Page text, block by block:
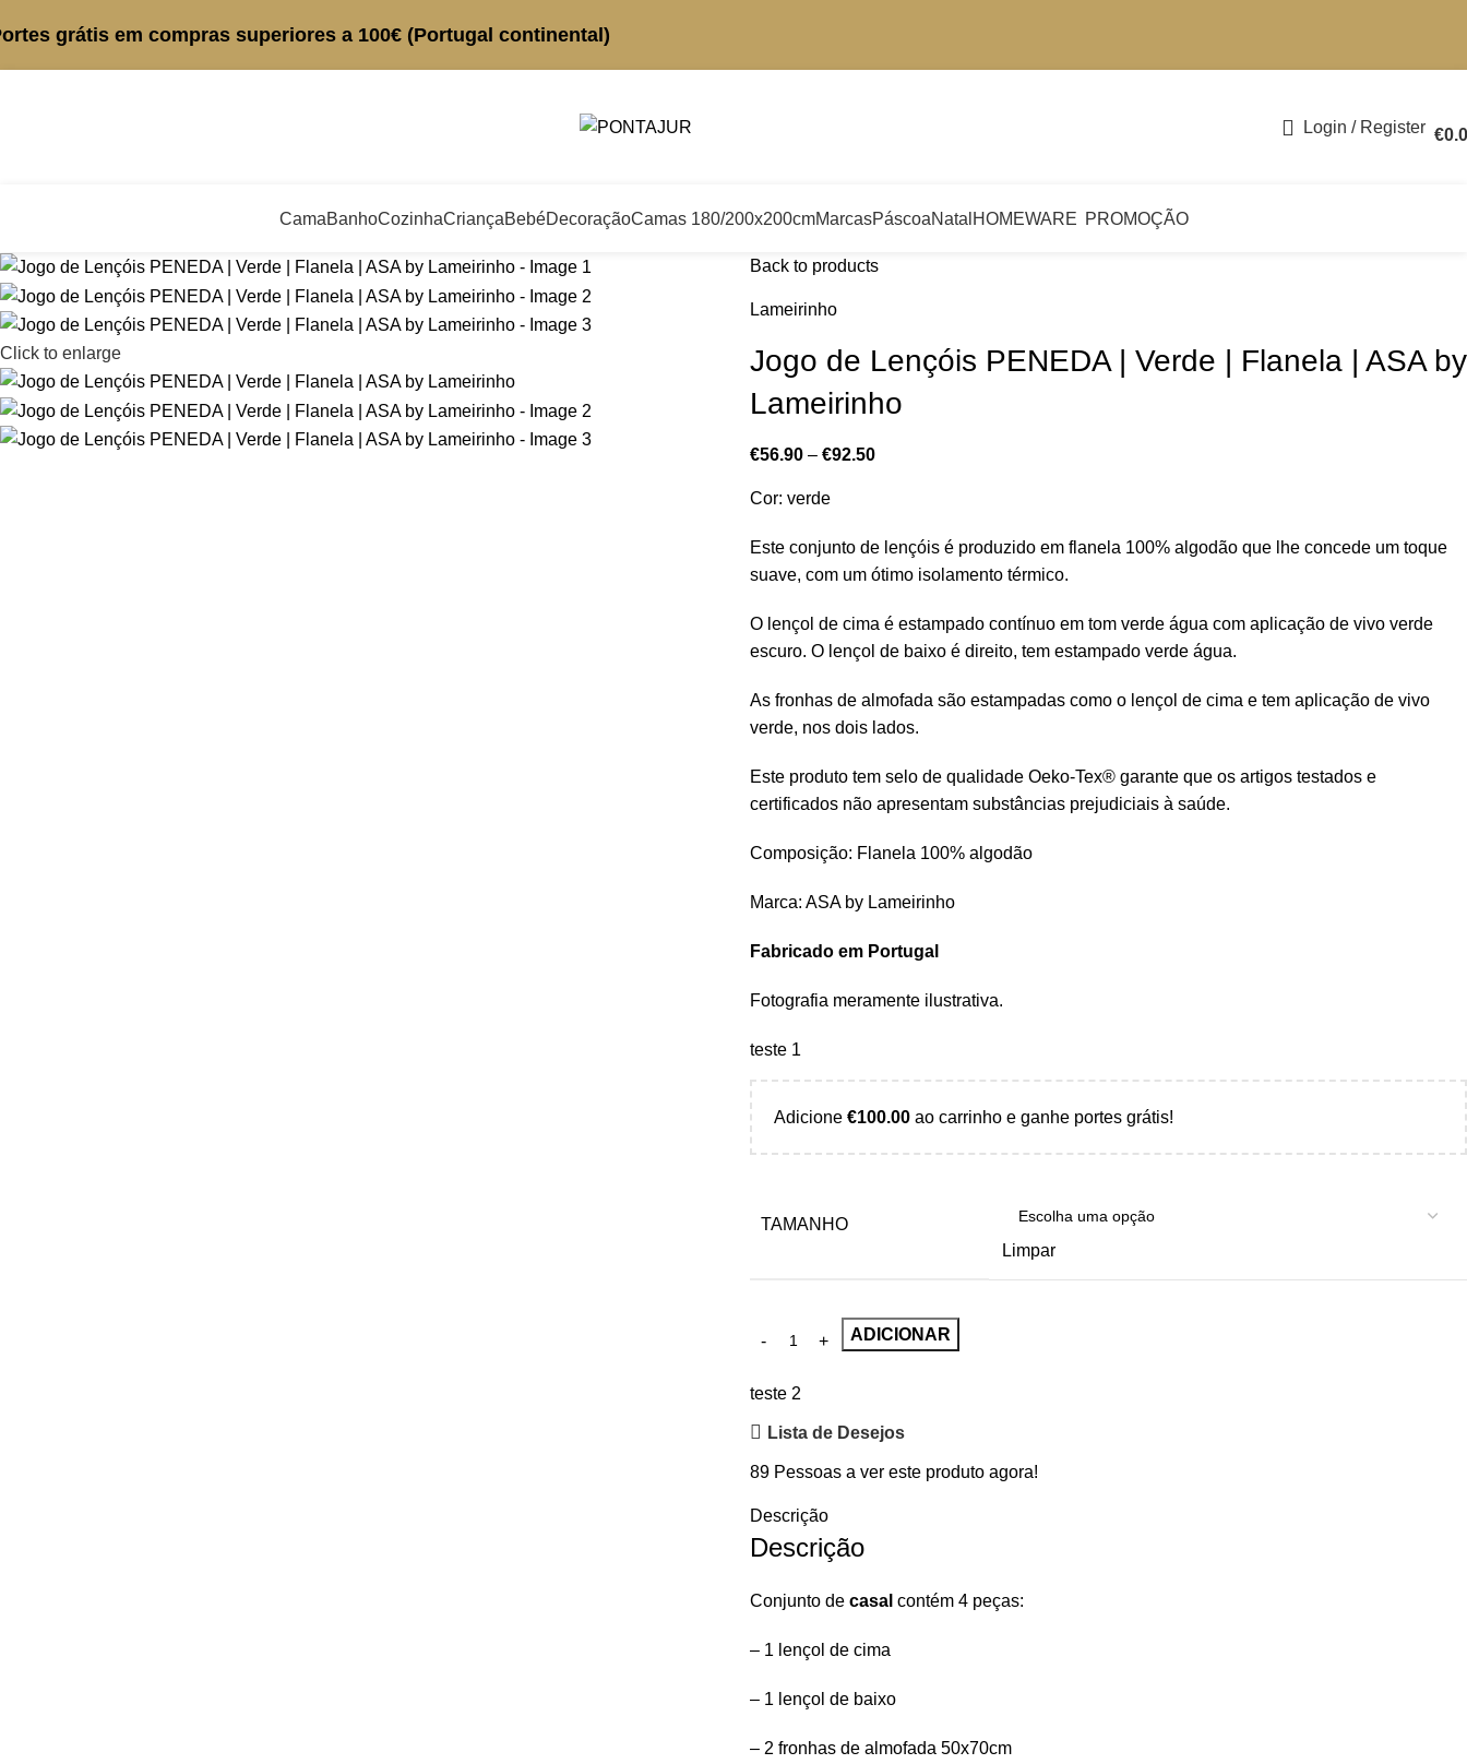
grátis em compras superiores a 100€ (Portugal continental)
Login / Register €
CamaBanhoCozinhaCriançaBebéDecoraçãoCamas 180/200x200cmMarcasPáscoaNatal HOMEWARE PROMOÇÃO
Click to enlarge
Back to products
Lameirinho
Jogo de Lençóis PENEDA | Verde | Flanela | ASA by
Lameirinho
€56.90 – €92.50
Cor: verde
Este conjunto de lençóis é produzido em flanela 100% algodão que lhe concede um toque
suave, com um ótimo isolamento térmico.
O lençol de cima é estampado contínuo em tom verde água com aplicação de vivo verde
escuro. O lençol de baixo é direito, tem estampado verde água.
As fronhas de almofada são estampadas como o lençol de cima e tem aplicação de vivo
verde, nos dois lados.
Este produto tem selo de qualidade Oeko-Tex® garante que os artigos testados e
certificados não apresentam substâncias prejudiciais à saúde.
Composição: Flanela 100% algodão
Marca: ASA by Lameirinho
Fabricado em Portugal
Fotografia meramente ilustrativa.
teste 1
Adicione €100.00 ao carrinho e ganhe portes grátis!
TAMANHO
Limpar
ADICIONAR
teste 2
Lista de Desejos
89 Pessoas a ver este produto agora!
Descrição
Descrição
Conjunto de casal contém 4 peças:
– 1 lençol de cima
– 1 lençol de baixo
– 2 fronhas de almofada 50x70cm